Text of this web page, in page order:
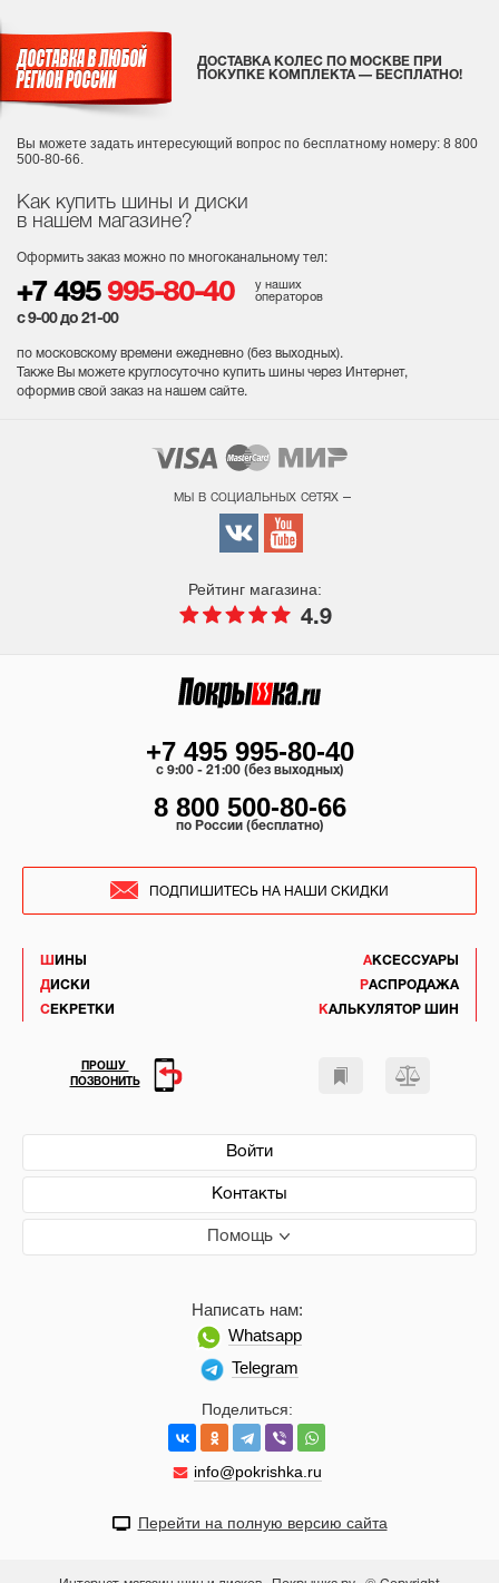
Как купить шины и диски
в нашем магазине?
Оформить заказ можно по многоканальному тел:
+7 495 995-80-40
у наших
операторов
с 9-00 до 21-00
по московскому времени ежедневно (без выходных).
Также Вы можете круглосуточно купить шины через Интернет,
оформив свой заказ на нашем сайте.
ДОСТАВКА КОЛЕС ПО МОСКВЕ ПРИ
ПОКУПКЕ КОМПЛЕКТА — БЕСПЛАТНО!
Вы можете задать интересующий вопрос по бесплатному номеру: 8 800
500-80-66.
мы в социальных сетях –
Рейтинг магазина:
4.9
ШИНЫ
ДИСКИ
СЕКРЕТКИ
АКСЕССУАРЫ
РАСПРОДАЖА
КАЛЬКУЛЯТОР ШИН
Войти
Контакты
Помощь
Поделиться:
info@pokrishka.ru
Написать нам:
Whatsapp
Telegram
+7 495 995-80-40
c 9:00 - 21:00 (без выходных)
8 800 500-80-66
по России (бесплатно)
ПОДПИШИТЕСЬ НА НАШИ СКИДКИ
ПРОШУ
ПОЗВОНИТЬ
Перейти на полную версию сайта